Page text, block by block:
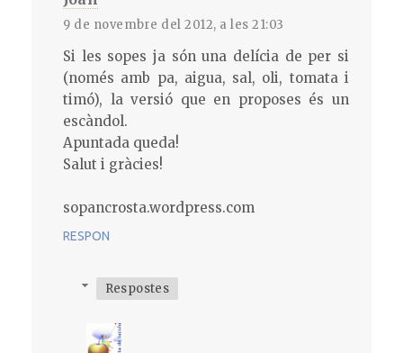
9 de novembre del 2012, a les 21:03
Si les sopes ja són una delícia de per si
(només amb pa, aigua, sal, oli, tomata i
timó), la versió que en proposes és un
escàndol.
Apuntada queda!
Salut i gràcies!
sopancrosta.wordpress.com
RESPON
Respostes